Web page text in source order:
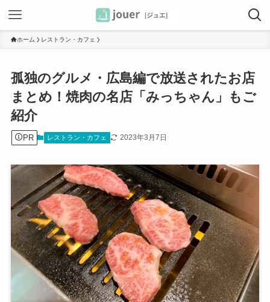
ホーム レストラン・カフェ
孤独のグルメ・広島編で放送されたお店
まとめ！焼肉の名店「みっちゃん」もご
紹介
PR レストラン・カフェ 2023年3月7日